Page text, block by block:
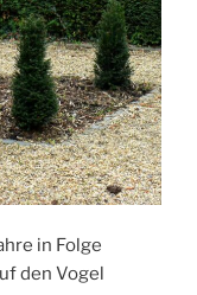
in Folge
den Vogel